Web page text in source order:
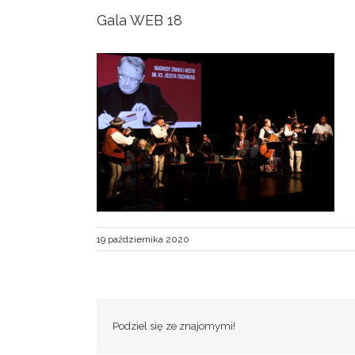
Gala WEB 18
19 października 2020
Podziel się ze znajomymi!